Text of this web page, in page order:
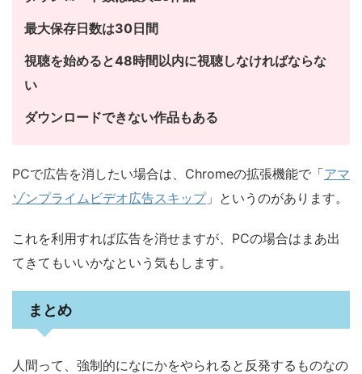
最大保存日数は30日間
視聴を始めると48時間以内に視聴しなければならな
い
ダウンロードできない作品もある
PCで広告を消したい場合は、Chromeの拡張機能で「アマ
ゾンプライムビデオ広告スキップ」というのがあります。
これを利用すれば広告を消せますが、PCの場合はまあ出
てきてもいいかなという気もします。
まとめ
人間って、強制的になにかをやられると反発するものなの